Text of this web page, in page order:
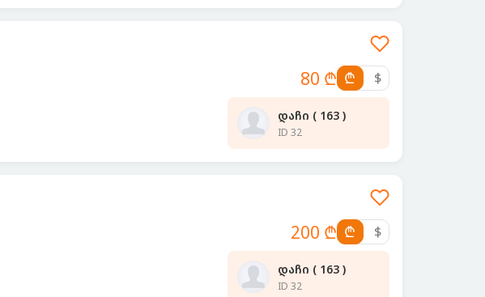
80 ₾ ₾ $
დაჩი ( 163 )
ID 32
200 ₾ ₾ $
დაჩი ( 163 )
ID 32